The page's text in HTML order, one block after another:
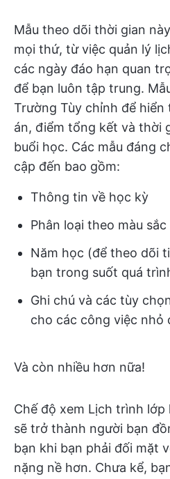
Mẫu theo dõi thời gian
mọi thứ, từ việc quản lý
các ngày đáo hạn quan
để bạn luôn tập trung.
Trường Tùy chỉnh để
án, điểm tổng kết và thời
buổi học. Các mẫu đáng
cập đến bao gồm:
Thông tin về học kỳ
Phân loại theo màu sắc
Năm học (để theo dõi
bạn trong suốt quá
Ghi chú và các tùy
cho các công việc nhỏ
Và còn nhiều hơn nữa!
Chế độ xem Lịch trình
sẽ trở thành người bạn
bạn khi bạn phải đối mặt
nặng nề hơn. Chưa kể,